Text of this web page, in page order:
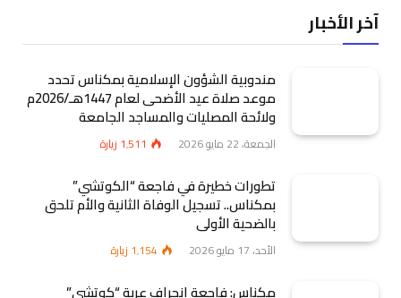
آخر الأخبار
مندوبية الشؤون الإسلامية بمكناس تحدد
موعد صلاة عيد الأضحى لعام 1447هـ/2026م
ولائحة المصليات والمساجد الجامعة
الجمعة، 22 مايو 2026 1٬511 زيارة
تطورات خطيرة في فاجعة “الكوتشي”
بمكناس.. تسجيل الوفاة الثانية والأم تلحق
بالضحية الأولى
الأحد، 17 مايو 2026 1٬154 زيارة
مكناس: فاجعة انحراف عربة “كوتشي”